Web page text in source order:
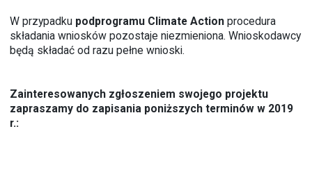
W przypadku podprogramu Climate Action procedura
składania wniosków pozostaje niezmieniona. Wnioskodawcy
będą składać od razu pełne wnioski.
Zainteresowanych zgłoszeniem swojego projektu
zapraszamy do zapisania poniższych terminów w 2019
r.: